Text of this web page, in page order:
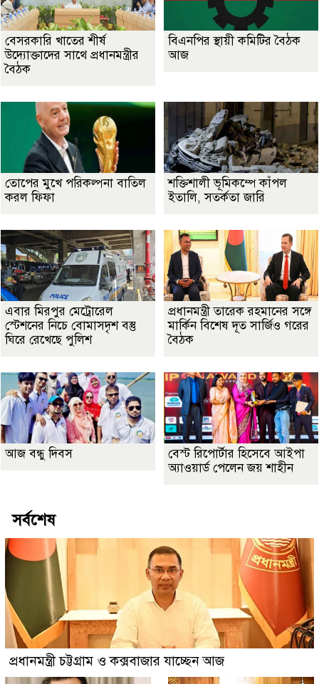
বেসরকারি খাতের শীর্ষ
উদ্যোক্তাদের সাথে প্রধানমন্ত্রীর
বৈঠক
বিএনপির স্থায়ী কমিটির বৈঠক
আজ
তোপের মুখে পরিকল্পনা বাতিল
করল ফিফা
শক্তিশালী ভূমিকম্পে কাঁপল
ইতালি, সতর্কতা জারি
এবার মিরপুর মেট্রোরেল
স্টেশনের নিচে বোমাসদৃশ বস্তু
ঘিরে রেখেছে পুলিশ
প্রধানমন্ত্রী তারেক রহমানের সঙ্গে
মার্কিন বিশেষ দূত সার্জিও গরের
বৈঠক
আজ বন্ধু দিবস
বেস্ট রিপোর্টার হিসেবে আইপা
অ্যাওয়ার্ড পেলেন জয় শাহীন
সর্বশেষ
প্রধানমন্ত্রী চট্টগ্রাম ও কক্সবাজার যাচ্ছেন আজ